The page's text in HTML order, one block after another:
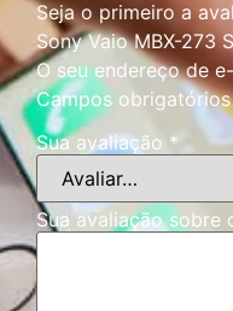
Seja o primeiro a
Sony Vaio MBX-273
O seu endereço de
Campos
Sua avaliação *
Sua avaliação sobre